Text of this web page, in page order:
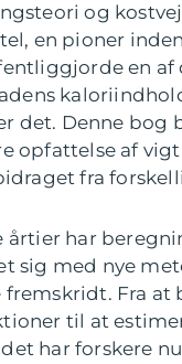
og
en pioner
en af
det. Denne bog
opfattelse af
fra
årtier har
sig med nye
Fra at
til at
har forskere